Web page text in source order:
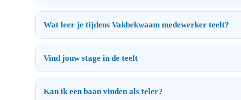
Wat leer je tijdens Vakbekwaam medewerker teelt?
Vind jouw stage in de teelt
Kan ik een baan vinden als teler?